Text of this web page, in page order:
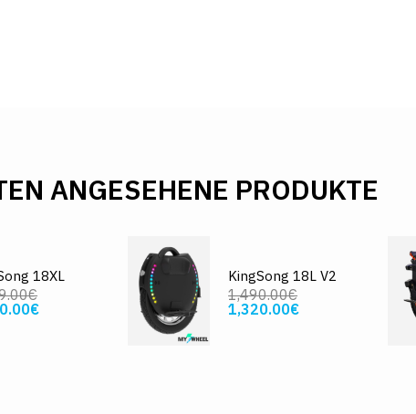
ANGESEHENE PRODUKTE
18XL KingSong 18L V2
1,490.00€
1,320.00€